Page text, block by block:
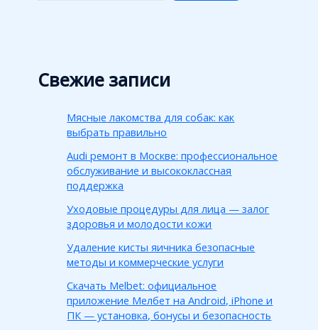
Свежие записи
Мясные лакомства для собак: как
выбрать правильно
Audi ремонт в Москве: профессиональное
обслуживание и высококлассная
поддержка
Уходовые процедуры для лица — залог
здоровья и молодости кожи
Удаление кисты яичника безопасные
методы и коммерческие услуги
Скачать Melbet: официальное
приложение Мелбет на Android, iPhone и
ПК — установка, бонусы и безопасность